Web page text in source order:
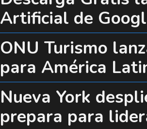
Artificial de
ONU Turismo
para América
Nueva York
prepara para